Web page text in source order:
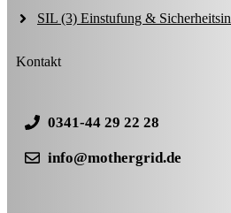
SIL (3) Einstufung &
Kontakt
0341-44 29 22 28
info@mothergrid.de